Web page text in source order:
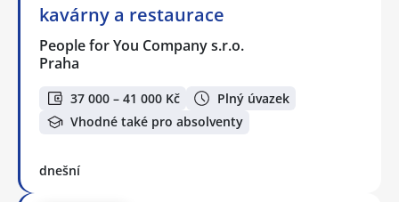
kavárny a restaurace
People for You Company s.r.o.
Praha
37 000 – 41 000 Kč
Plný úvazek
Vhodné také pro absolventy
dnešní